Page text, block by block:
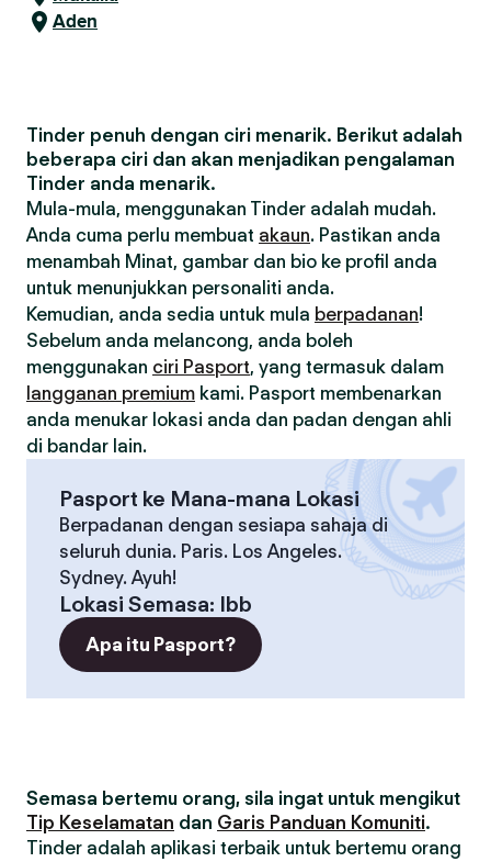
Aden
Tinder penuh dengan ciri menarik. Berikut adalah
beberapa ciri dan akan menjadikan pengalaman
Tinder anda menarik.
Mula-mula, menggunakan Tinder adalah mudah.
Anda cuma perlu membuat akaun. Pastikan anda
menambah Minat, gambar dan bio ke profil anda
untuk menunjukkan personaliti anda.
Kemudian, anda sedia untuk mula berpadanan!
Sebelum anda melancong, anda boleh
menggunakan ciri Pasport, yang termasuk dalam
langganan premium kami. Pasport membenarkan
anda menukar lokasi anda dan padan dengan ahli
di bandar lain.
Pasport ke Mana-mana Lokasi
Berpadanan dengan sesiapa sahaja di
seluruh dunia. Paris. Los Angeles.
Sydney. Ayuh!
Lokasi Semasa: Ibb
Apa itu Pasport?
Semasa bertemu orang, sila ingat untuk mengikut
Tip Keselamatan dan Garis Panduan Komuniti.
Tinder adalah aplikasi terbaik untuk bertemu orang